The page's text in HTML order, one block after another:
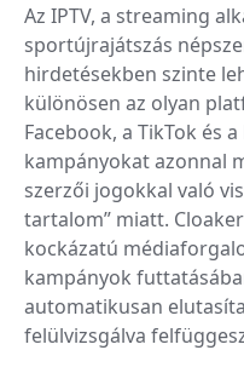
Az IPTV, a streaming
sportújrajátszás
hirdetésekben szinte
különösen az olyan
Facebook, a TikTok és
kampányokat azonnal
szerzői jogokkal való
tartalom” miatt.
kockázatú
kampányok
automatikusan
felülvizsgálva